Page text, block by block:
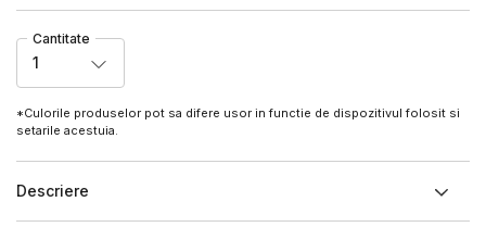
Cantitate
1
*Culorile produselor pot sa difere usor in functie de dispozitivul folosit si
setarile acestuia.
Descriere